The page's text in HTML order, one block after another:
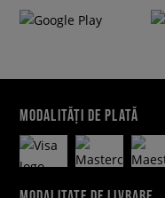
MODALITĂȚI DE PLATĂ